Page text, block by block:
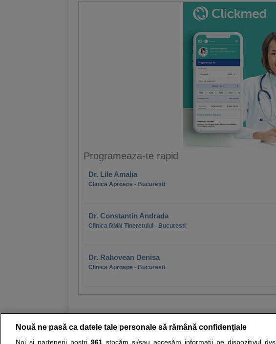
Programeaza-te rapid
Dr. Lile Amalia
Clinica Aproape - Bucuresti
Dr. Constantin Andrada
Clinica RMN Tineretului - Bucuresti
Dr. Rahovean Denisa
Clinica Aproape - Bucuresti
Nouă ne pasă ca datele tale personale să rămână confidențiale
Noi și partenerii noștri 961stocăm și/sau accesăm informații pe dispozitivul dvs.,